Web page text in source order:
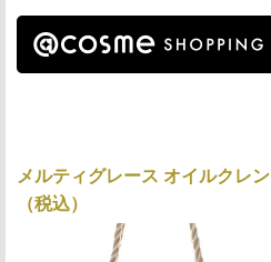
メルティグレース オイルクレ
（税込）